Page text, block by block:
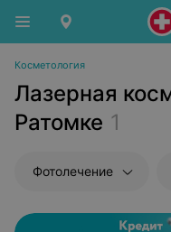
Косметология
Лазерная
Ратомке 1
Фотолечение